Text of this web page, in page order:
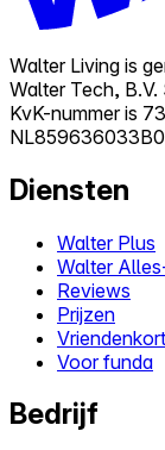
Walter Living is
Walter Tech,
KvK-nummer is
Diensten
Walter Plus
Walter
Reviews
Prijzen
Voor funda
Bedrijf